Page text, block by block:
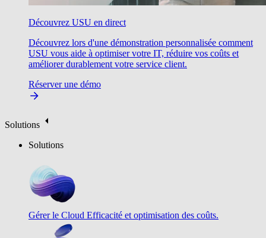
Découvrez USU en direct
Découvrez lors d'une démonstration personnalisée comment
USU vous aide à optimiser votre IT, réduire vos coûts et
améliorer durablement votre service client.
Réserver une démo
Solutions
Solutions
Gérer le Cloud Efficacité et optimisation des coûts.